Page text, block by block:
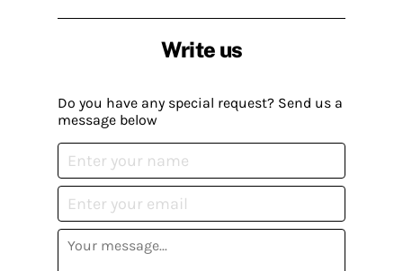
Write us
Do you have any special request? Send us a
message below